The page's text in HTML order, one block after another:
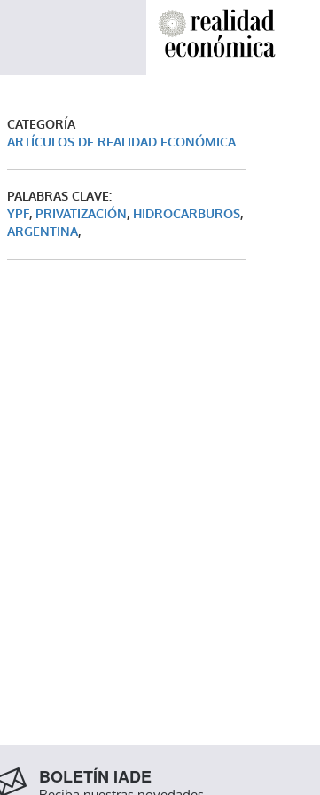
CATEGORÍA
ARTÍCULOS DE REALIDAD ECONÓMICA
PALABRAS CLAVE:
YPF, PRIVATIZACIÓN, HIDROCARBUROS,
ARGENTINA,
BOLETÍN IADE